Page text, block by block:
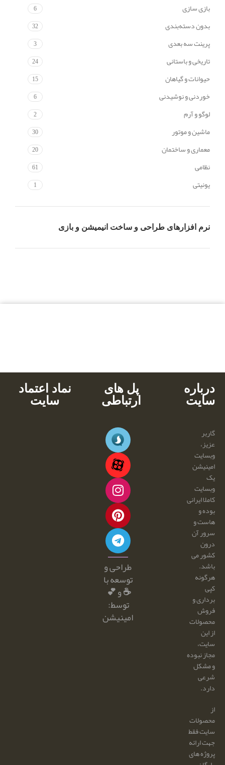
بازی سازی 6
بدون دسته‌بندی 32
پرینت سه بعدی 3
تاریخی و باستانی 24
حیوانات و گیاهان 15
خوردنی و نوشیدنی 6
لوگو و آرم 2
ماشین و موتور 30
معماری و ساختمان 20
نظامی 61
یونیتی 1
نرم افزارهای طراحی و ساخت انیمیشن و بازی
درباره
سایت
پل های
ارتباطی
نماد اعتماد
سایت
گاربر
عزیز،
وبسایت
امینیشن
یک
وبسایت
کاملا ایرانی
بوده و
هاست و
سرور آن
درون
کشور می
باشد.
هرگونه
کپی
برداری و
فروش
محصولات
از این
سایت،
مجاز نبوده
و مشکل
شرعی
دارد.
از
محصولات
سایت فقط
جهت ارائه
پروژه های
طراحی و
توسعه با
☕ و 💕
توسط:
امینیشن